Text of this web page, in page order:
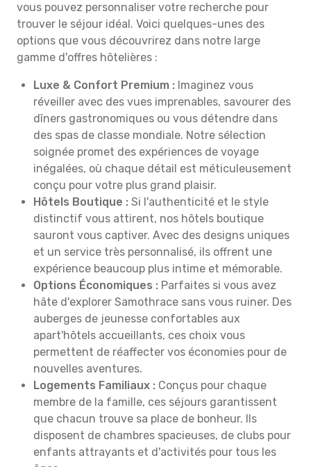
vous pouvez personnaliser votre recherche pour
trouver le séjour idéal. Voici quelques-unes des
options que vous découvrirez dans notre large
gamme d'offres hôtelières :
Luxe & Confort Premium : Imaginez vous
réveiller avec des vues imprenables, savourer des
dîners gastronomiques ou vous détendre dans
des spas de classe mondiale. Notre sélection
soignée promet des expériences de voyage
inégalées, où chaque détail est méticuleusement
conçu pour votre plus grand plaisir.
Hôtels Boutique : Si l'authenticité et le style
distinctif vous attirent, nos hôtels boutique
sauront vous captiver. Avec des designs uniques
et un service très personnalisé, ils offrent une
expérience beaucoup plus intime et mémorable.
Options Économiques : Parfaites si vous avez
hâte d'explorer Samothrace sans vous ruiner. Des
auberges de jeunesse confortables aux
apart'hôtels accueillants, ces choix vous
permettent de réaffecter vos économies pour de
nouvelles aventures.
Logements Familiaux : Conçus pour chaque
membre de la famille, ces séjours garantissent
que chacun trouve sa place de bonheur. Ils
disposent de chambres spacieuses, de clubs pour
enfants attrayants et d'activités pour tous les